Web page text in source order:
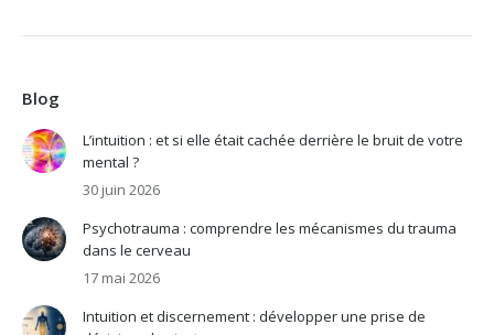
Blog
L’intuition : et si elle était cachée derrière le bruit de votre
mental ?
30 juin 2026
Psychotrauma : comprendre les mécanismes du trauma
dans le cerveau
17 mai 2026
Intuition et discernement : développer une prise de